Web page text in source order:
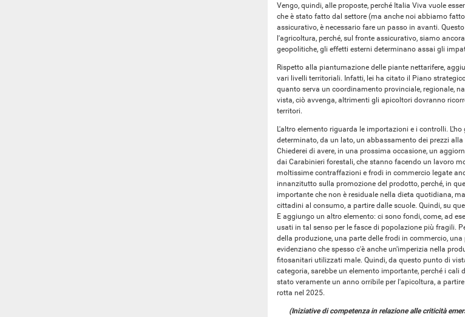
Vengo, quindi, alle proposte, perché Italia Viva vuole
che è stato fatto dal settore (ma anche noi abbiamo
assicurativo, è necessario fare un passo in avanti.
l'agricoltura, perché, sul fronte assicurativo, siamo
geopolitiche, gli effetti esterni determinano assai gli
Rispetto alla piantumazione delle piante nettarifere,
vari livelli territoriali. Infatti, lei ha citato il Piano
quanto serva un coordinamento provinciale, regionale,
vista, ciò avvenga, altrimenti gli apicoltori dovranno
territori.
L'altro elemento riguarda le importazioni e i controlli.
determinato, da un lato, un abbassamento dei prezzi
Chiederei di avere, in una prossima occasione, un
dai Carabinieri forestali, che stanno facendo un lavoro
moltissime contraffazioni e frodi in commercio legate
innanzitutto sulla promozione del prodotto, perché, in
importante che non è residuale nella dieta quotidiana,
cittadini al consumo, a partire dalle scuole. Quindi, su
E aggiungo un altro elemento: ci sono fondi, come, ad
usati in tal senso per le fasce di popolazione più fragili.
della produzione, una parte delle frodi in commercio,
evidenziano che spesso c'è anche un'imperizia nella
fitosanitari utilizzati male. Quindi, da questo punto di
categoria, sarebbe un elemento importante, perché i
stato veramente un anno orribile per l'apicoltura, a
rotta nel 2025.
(Iniziative di competenza in relazione alle criticità